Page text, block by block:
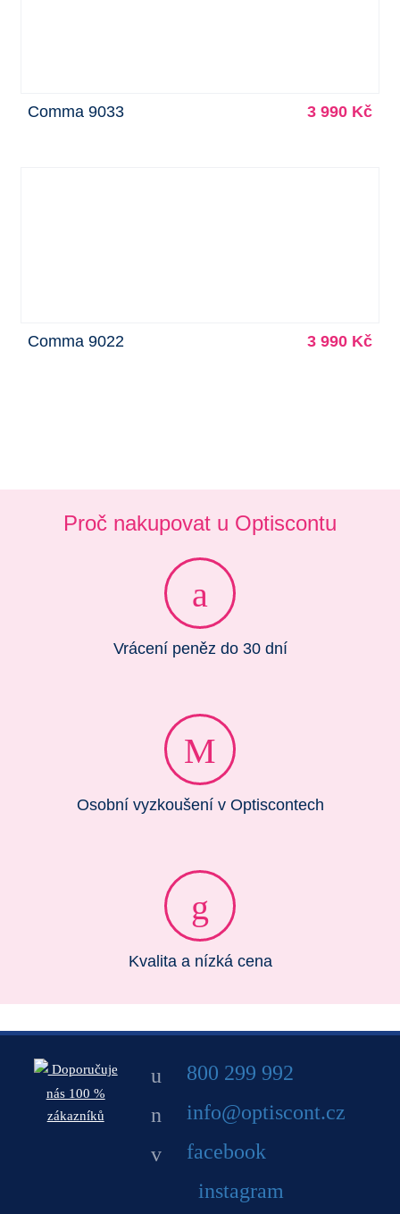
Comma 9033 3 990 Kč
Comma 9022 3 990 Kč
Proč nakupovat u Optiscontu
Vrácení peněz do 30 dní
Osobní vyzkoušení v Optiscontech
Kvalita a nízká cena
Doporučuje
nás 100 %
zákazníků
800 299 992
info@optiscont.cz
facebook
instagram